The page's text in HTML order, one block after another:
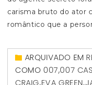
carisma bruto do ator
romântico que a
ARQUIVADO EM
COMO 007,007